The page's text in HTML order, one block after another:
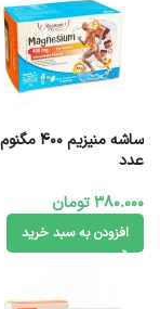
عدد
380.000تومان
افزودن به سبد خرید